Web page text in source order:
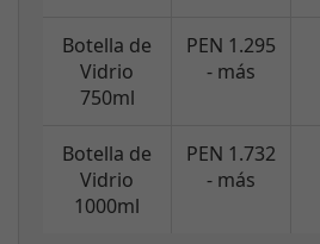
Botella de
Vidrio
750ml
PEN 1.295
- más
Botella de
Vidrio
1000ml
PEN 1.732
- más